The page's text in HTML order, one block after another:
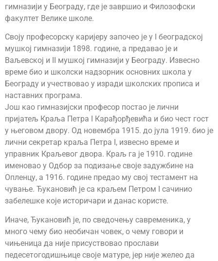
гимназији у Београду, где је завршио и Филозофски
факултет Велике школе.
Своју професорску каријеру започео је у I београдској
мушкој гимназији 1898. године, а предавао је и
Ваљевској и II мушкој гимназији у Београду. Извесно
време био и школски надзорник основних школа у
Београду и учествовао у изради школских прописа и
наставних програма.
Још као гимназијски професор постао је лични
пријатељ Краља Петра I Карађорђевића и био чест гост
у његовом двору. Од новембра 1915. до јула 1919. био је
лични секретар краља Петра I, извесно време и
управник Краљевог двора. Краљ га је 1910. године
именовао у Одбор за подизање своје задужбине на
Опленцу, а 1916. године предао му свој тестамент на
чување. Ђукановић је са краљем Петром I сачинио
забелешке које историчари и данас користе.
Иначе, Ђукановић је, по сведочењу савременика, у
много чему био необичан човек, о чему говори и
чињеница да није присуствовао прослави
педесетогодишњице своје матуре, јер није желео да